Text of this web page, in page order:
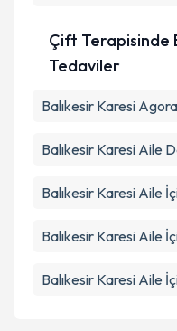
Çift Terapisinde
Tedaviler
Balıkesir Karesi
Balıkesir Karesi Aile
Balıkesir Karesi Aile
Balıkesir Karesi Aile
Balıkesir Karesi Aile